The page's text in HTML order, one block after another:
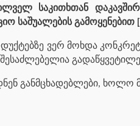
საკითხთან
საშუალების
ვერ მოხდა
შესაძლებელია
განმცხადებლები, ხოლო